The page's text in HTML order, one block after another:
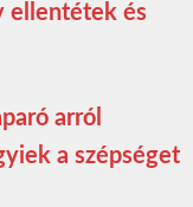
ellentétek és
arról
a szépséget